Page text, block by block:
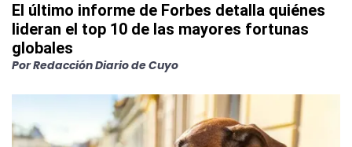
El último informe de Forbes detalla quiénes
lideran el top 10 de las mayores fortunas
globales
PorRedacción Diario de Cuyo